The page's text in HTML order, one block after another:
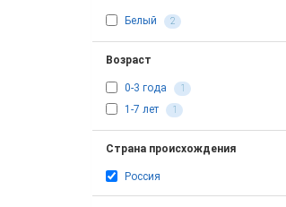
Белый 2
Возраст
0-3 года 1
1-7 лет 1
Страна происхождения
Россия